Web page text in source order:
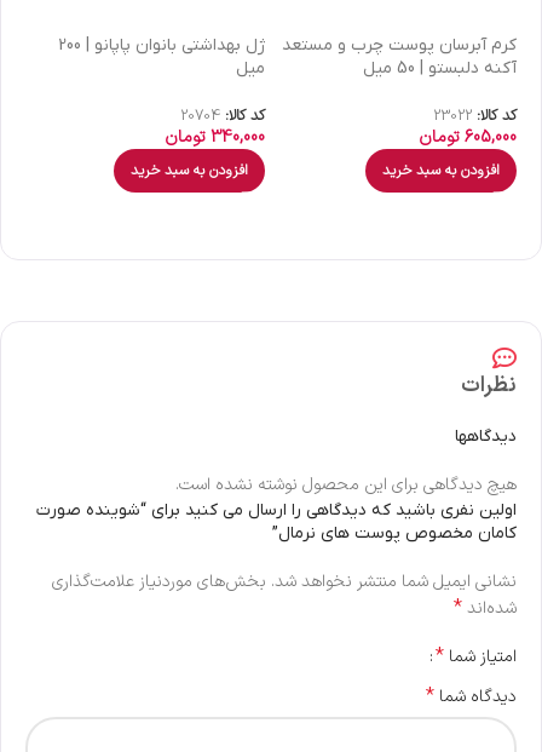
كرم آبرسان پوست چرب و مستعد
آکنه دلبستو | 50 میل
کد کالا: 23022
605,000تومان
افزودن به سبد خرید
ژل بهداشتی بانوان پاپانو | 200
میل
کد کالا: 20704
340,000تومان
افزودن به سبد خرید
نظرات
دیدگاهها
هیچ دیدگاهی برای این محصول نوشته نشده است.
اولین نفری باشید که دیدگاهی را ارسال می کنید برای “شوینده صورت
کامان مخصوص پوست های نرمال”
نشانی ایمیل شما منتشر نخواهد شد. بخش‌های موردنیاز علامت‌گذاری
شده‌اند*
امتیاز شما *
دیدگاه شما *